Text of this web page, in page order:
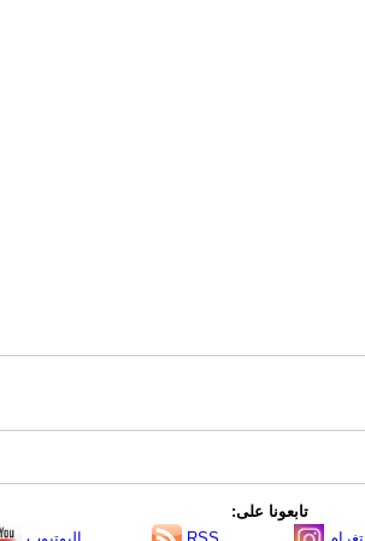
تابعونا على: